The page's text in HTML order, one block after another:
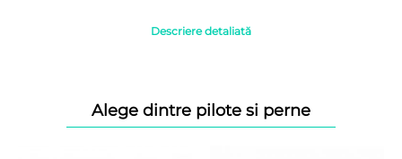
Recomandari de utilizare:
Desfaceti cu grija folia de protectie, fara a folosi cutitul sau alte
Descriere detaliată
Alege dintre pilote si perne